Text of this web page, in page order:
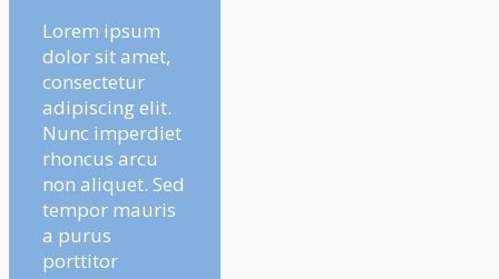
Lorem ipsum
dolor sit amet,
consectetur
adipiscing elit.
Nunc imperdiet
rhoncus arcu
non aliquet. Sed
tempor mauris
a purus
porttitor